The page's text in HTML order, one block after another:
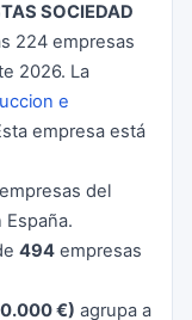
SOCIEDAD
224 empresas
2026. La
e
empresa está
empresas del
España.
494 empresas
€) agrupa a